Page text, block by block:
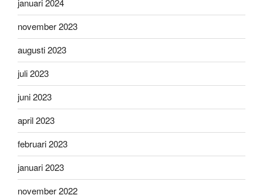
januari 2024
november 2023
augusti 2023
juli 2023
juni 2023
april 2023
februari 2023
januari 2023
november 2022